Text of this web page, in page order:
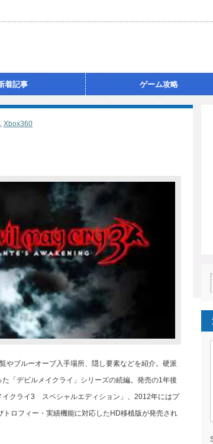
着記事 ゲーム攻略
, Xbox360
やブルーオーブ入手場所、隠し要素などを紹介。硬派
「デビルメイクライ」シリーズの続編。発売の1年後
イクライ3 スペシャルエディション」、2012年にはプ
ロフィー・実績機能に対応したHD移植版が発売され